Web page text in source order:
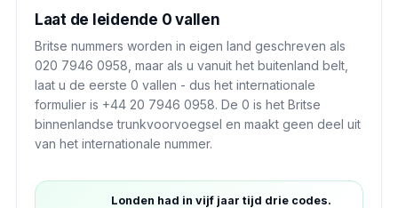
Laat de leidende 0 vallen
Britse nummers worden in eigen land geschreven als
020 7946 0958, maar als u vanuit het buitenland belt,
laat u de eerste 0 vallen - dus het internationale
formulier is +44 20 7946 0958. De 0 is het Britse
binnenlandse trunkvoorvoegsel en maakt geen deel uit
van het internationale nummer.
Londen had in vijf jaar tijd drie codes.